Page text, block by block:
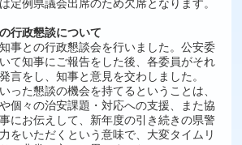
定例県議会出席のため欠席となります。
行政懇談について
事との行政懇談会を行いました。公安委
て知事にご報告をした後、各委員がそれ
言をし、知事と意見を交わしました。
った懇談の機会を持てるということは、
個々の治安課題・対応への支援、また協
にお伝えして、新年度の引き続きの県警
をいただくという意味で、大変タイムリ